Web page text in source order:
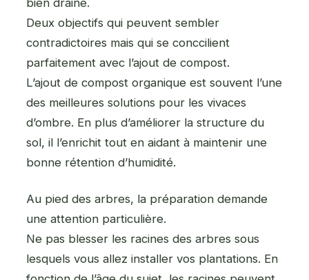
bien drainé.
Deux objectifs qui peuvent sembler
contradictoires mais qui se conccilient
parfaitement avec l’ajout de compost.
L’ajout de compost organique est souvent l’une
des meilleures solutions pour les vivaces
d’ombre. En plus d’améliorer la structure du
sol, il l’enrichit tout en aidant à maintenir une
bonne rétention d’humidité.
Au pied des arbres, la préparation demande
une attention particulière.
Ne pas blesser les racines des arbres sous
lesquels vous allez installer vos plantations. En